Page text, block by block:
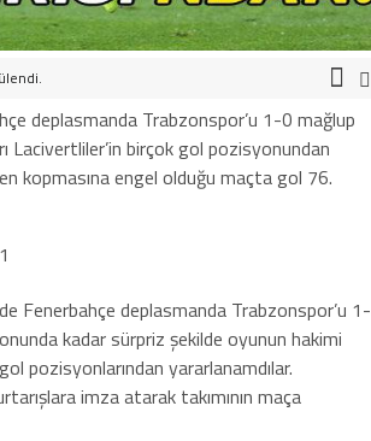
deplasmanda Trabzonspor’u 1-0 mağlup
Lacivertliler’in birçok gol pozisyonundan
kopmasına engel olduğu maçta gol 76.
Fenerbahçe deplasmanda Trabzonspor’u 1-
kadar sürpriz şekilde oyunun hakimi
pozisyonlarından yararlanamdılar.
imza atarak takımının maça